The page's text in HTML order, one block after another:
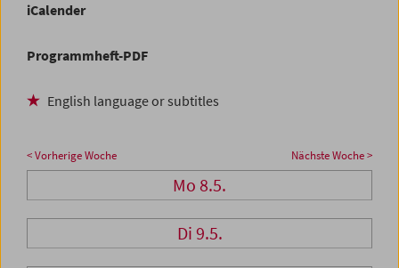
iCalender
Programmheft-PDF
English language or subtitles
< Vorherige Woche Nächste Woche >
Mo 8.5.
Di 9.5.